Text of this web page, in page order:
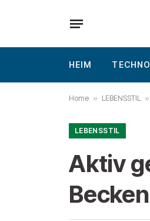
HEIM
Home » LEBENSSTIL »
LEBENSSTIL
Aktiv